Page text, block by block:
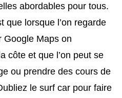
abordables pour tous.
que lorsque l’on regarde
Google Maps on
côte et que l’on peut se
ou prendre des cours de
le surf car pour faire